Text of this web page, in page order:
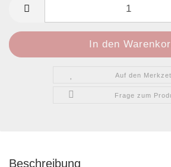
Auf den
Frage zum
Beschreibung